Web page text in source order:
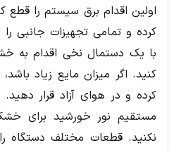
اولین اقدام برق سیستم را قطع
کرده و تمامی تجهیزات جانبی
با یک دستمال نخی اقدام
کرده و در هوای آزاد قرار
مستقیم نور خورشید برای
نکنید. قطعات مختلف دستگاه